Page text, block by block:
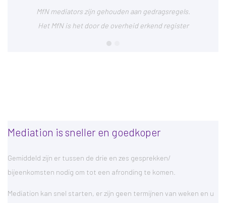
MfN mediators zijn gehouden aan gedragsregels.
Het MfN is het door de overheid erkend register
Mediation is sneller en goedkoper
Gemiddeld zijn er tussen de drie en zes gesprekken/
bijeenkomsten nodig om tot een afronding te komen.
Mediation kan snel starten, er zijn geen termijnen van weken en u